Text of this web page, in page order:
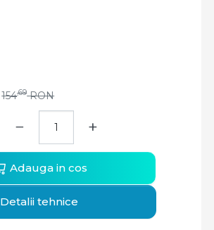
154,69 RON
− +
Adauga in cos
Detalii tehnice